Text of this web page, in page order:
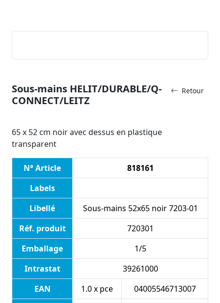
Retour
Sous-mains HELIT/DURABLE/Q-
CONNECT/LEITZ
65 x 52 cm noir avec dessus en plastique
transparent
N° Article
818161
Labels
Libellé
Sous-mains 52x65 noir 7203-01
Réf. produit
720301
Emballage
1/5
Intrastat
39261000
EAN
1.0 x pce
04005546713007